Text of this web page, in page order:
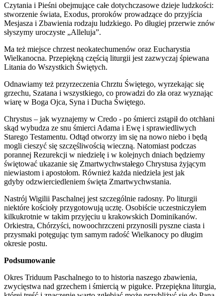
Czytania i Pieśni obejmujące całe dotychczasowe dzieje ludzkości:
stworzenie świata, Exodus, proroków prowadzące do przyjścia
Mesjasza i Zbawienia rodzaju ludzkiego. Po długiej przerwie znów
słyszymy uroczyste „Alleluja”.
Ma też miejsce chrzest neokatechumenów oraz Eucharystia
Wielkanocna. Przepiękną częścią liturgii jest zazwyczaj śpiewana
Litania do Wszystkich Świętych.
Odnawiamy też przyrzeczenia Chrztu Świętego, wyrzekając się
grzechu, Szatana i wszystkiego, co prowadzi do zła oraz wyznając
wiarę w Boga Ojca, Syna i Ducha Świętego.
Chrystus – jak wyznajemy w Credo - po śmierci zstąpił do otchłani
skąd wybudza ze snu śmierci Adama i Ewę i sprawiedliwych
Starego Testamentu. Odtąd otworzy im się na nowo niebo i będą
mogli cieszyć się szczęśliwością wieczną. Natomiast podczas
porannej Rezurekcji w niedzielę i w kolejnych dniach będziemy
świętować ukazanie się Zmartwychwstałego Chrystusa żyjącym
niewiastom i apostołom. Również każda niedziela jest jak
gdyby odzwierciedleniem święta Zmartwychwstania.
Nastrój Wigilii Paschalnej jest szczególnie radosny. Po liturgii
niektóre kościoły przygotowują ucztę. Osobiście uczestniczyłem
kilkukrotnie w takim przyjęciu u krakowskich Dominikanów.
Orkiestra, Chórzyści, nowoochrzczeni przynosili pyszne ciasta i
przysmaki potęgując tym samym radość Wielkanocy po długim
okresie postu.
Podsumowanie
Okres Triduum Paschalnego to to historia naszego zbawienia,
zwycięstwa nad grzechem i śmiercią w pigułce. Przepiękna liturgia,